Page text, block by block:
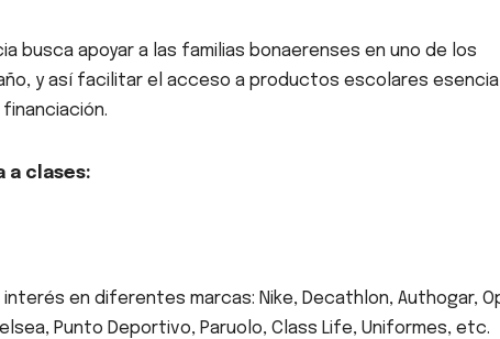
busca apoyar a las familias bonaerenses en uno de los
y así facilitar el acceso a productos escolares
a clases:
en diferentes marcas: Nike, Decathlon, Authogar,
Punto Deportivo, Paruolo, Class Life, Uniformes, etc.